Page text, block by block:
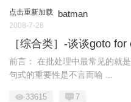
点击重新加载 batman
2008-7-28
［综合类］-谈谈goto
前言： 在批处理中最常见的就
句式的重要性是不言而喻 ...
33615 7